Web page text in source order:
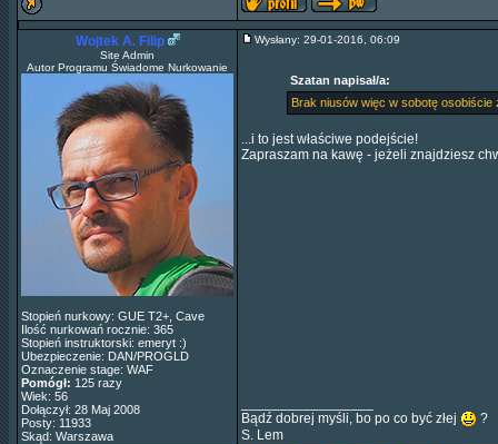
Wojtek A. Filip
Site Admin
Autor Programu Świadome Nurkowanie
Stopień nurkowy: GUE T2+, Cave
Ilość nurkowań rocznie: 365
Stopień instruktorski: emeryt :)
Ubezpieczenie: DAN/PROGLD
Oznaczenie stage: WAF
Pomógł: 125 razy
Wiek: 56
Dołączył: 28 Maj 2008
Posty: 11933
Skąd: Warszawa
Wysłany: 29-01-2016, 06:09
Szatan napisał/a:
Brak niusów więc w sobotę
...i to jest właściwe podejście!
Zapraszam na kawę - jeżeli znajdziesz
Bądź dobrej myśli, bo po co być złej
?
S. Lem